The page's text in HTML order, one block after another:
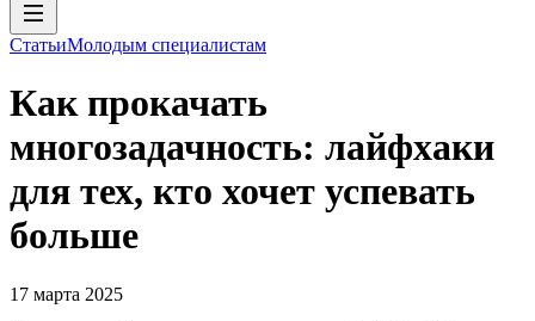
СтатьиМолодым специалистам
Как прокачать
многозадачность: лайфхаки
для тех, кто хочет успевать
больше
17 марта 2025